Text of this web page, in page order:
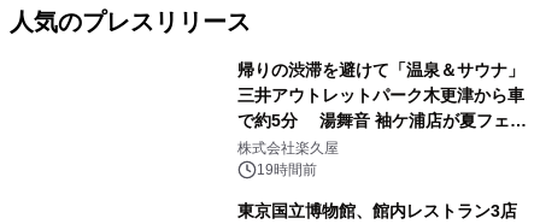
人気のプレスリリース
帰りの渋滞を避けて「温泉＆サウナ」
三井アウトレットパーク木更津から車
で約5分 湯舞音 袖ケ浦店が夏フェア
メニューを提供
株式会社楽久屋
19時間前
東京国立博物館、館内レストラン3店